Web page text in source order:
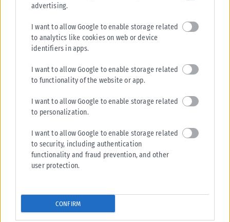
advertising.
I want to allow Google to enable storage related
to analytics like cookies on web or device
identifiers in apps.
I want to allow Google to enable storage related
to functionality of the website or app.
I want to allow Google to enable storage related
to personalization.
I want to allow Google to enable storage related
to security, including authentication
functionality and fraud prevention, and other
user protection.
CONFIRM